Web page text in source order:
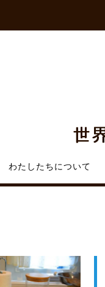
わたしたちについて